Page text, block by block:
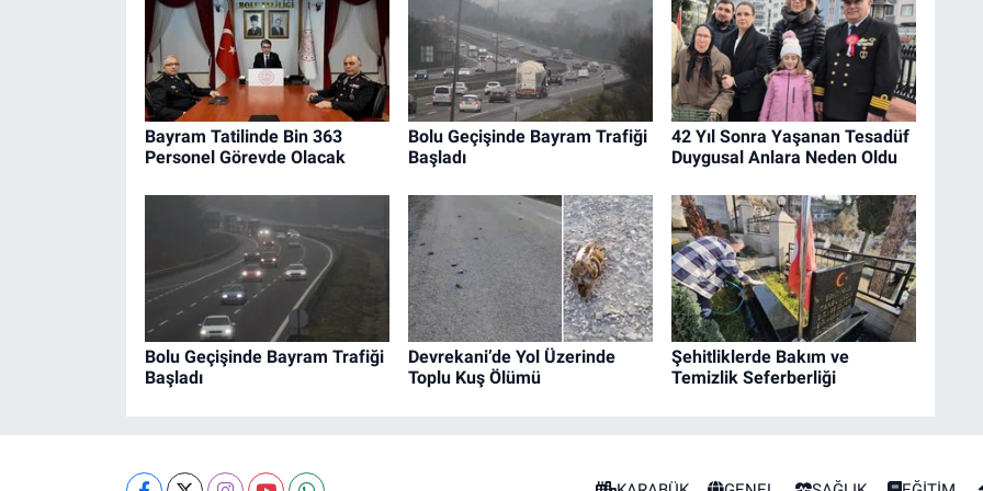
Bayram Tatilinde Bin 363
Personel Görevde Olacak
Bolu Geçişinde Bayram Trafiği
Başladı
42 Yıl Sonra Yaşanan Tesadüf
Duygusal Anlara Neden Oldu
Bolu Geçişinde Bayram Trafiği
Başladı
Devrekani’de Yol Üzerinde
Toplu Kuş Ölümü
Şehitliklerde Bakım ve
Temizlik Seferberliği